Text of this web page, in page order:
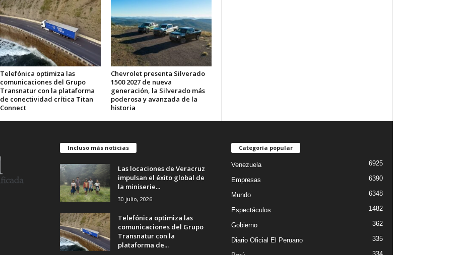
Telefónica optimiza las
comunicaciones del Grupo
Transnatur con la plataforma
de conectividad crítica Titan
Connect
Chevrolet presenta Silverado
1500 2027 de nueva
generación, la Silverado más
poderosa y avanzada de la
historia
Incluso más noticias
Las locaciones de Veracruz
impulsan el éxito global de
la miniserie...
30 julio, 2026
Telefónica optimiza las
comunicaciones del Grupo
Transnatur con la
plataforma de...
Categoría popular
Venezuela 6925
Empresas 6390
Mundo 6348
Espectáculos 1482
Gobierno 362
Diario Oficial El Peruano 335